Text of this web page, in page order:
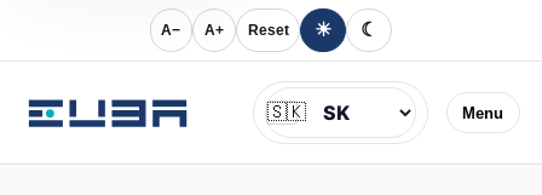
A− A+ Reset ☀ ☾
Menu
Jazyk
🇸🇰